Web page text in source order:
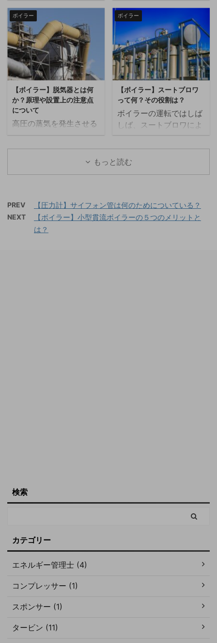
の重要性、ボイラーに関
する資格や法律について
紹介します。 ボイラーと
は ボイラーとは、燃料を
燃焼させてその熱エネル
ギーを利用し、水や他の
液体を加熱・蒸気化する
装置を指します。ボイラ
ーの主な役割は、蒸気や
...
シュ（fly ash）とも呼ば
れる。 主灰と飛灰の違い
を図で表すと次のように
なります。 ごみ焼却施設
のボイラーを例にとる
と、主灰はゴミが燃え切
った後に最後に底から出
てくる灰で、ごみ中に含
ま ...
器があります。 今回は空
気予熱器とは何かについ
て解説したいと思いま
す。こちらの記事は動画
でも解説しているので、
動画の方がいいという方
はこちらも合わせてご覧
ください。 空気予熱器と
は 空気予熱器はボイラー
に送る燃焼用の空気を加
熱する熱交換器のことを
割をする機器にエコノマ
イザがありますが、エコ
ノマイザはボイラー給水
は燃焼用の空気との熱交
換を行います。 熱源はエ
コノマイザと同様に排ガ
のがあります。普段、ボ
イラーを扱う方にとって
は当たり前のことです
が、初めて見た方は何の
ために連続ブローを行っ
ているのか分からないこ
ともあるかと思います。
今回は、ボイラーの連続
ブローとは何か、また缶
底ブローとの違いについ
て解説したいと思いま
続ブローとは、ボイラー
缶水で不純物が濃縮する
のを防止するために缶水
す。一般的には電磁弁や
電動弁などの自動弁を一
ボイラー
【ボイラー】脱気器とは何
か？原理や設置上の注意点
について
高圧の蒸気を発生させる
合、必ずと言っていいほ
は 脱気器はデアレーター
（Dearator）とも呼ば
れ、給水中に存在する酸
ボイラー
【ボイラー】スートブロワ
って何？その役割は？
ボイラーの運転ではしば
しば、スートブロワによ
作業を行います。スート
ブロワが上手く作動しな
ートブロワとは何なの
か、スートブロワの目的
もっと読む
PREV 【圧力計】サイフォン管は何のためについている？
NEXT
【ボイラー】小型貫流ボイラーの５つのメリットと
は？
検索
カテゴリー
エネルギー管理士 (4)
コンプレッサー (1)
スポンサー (1)
タービン (11)